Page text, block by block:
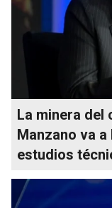
La minera del
Manzano va
estudios